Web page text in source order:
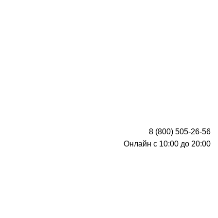
8 (800) 505-26-56
Онлайн с 10:00 до 20:00